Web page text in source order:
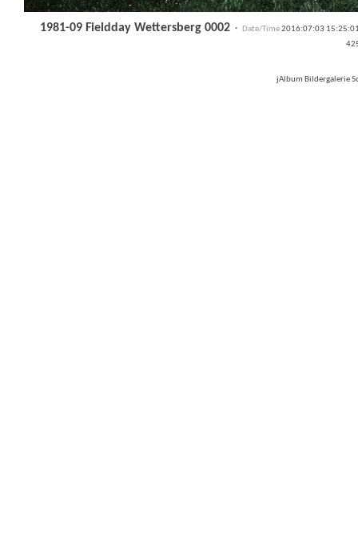
1981-09 Fieldday Wettersberg 0002· Date/Time2016:07:03
jAlbum Bildergalerie